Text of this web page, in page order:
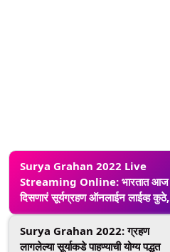
Surya Grahan 2022 Live
Streaming Online: भारतात आज
दिसणारं सूर्यग्रहण ऑनलाईन लाईव्ह कुठे,
कधी पहाल? घ्या जाणून
Surya Grahan 2022: ग्रहण
लागलेल्या सूर्याकडे पाहण्याची योग्य पद्धत